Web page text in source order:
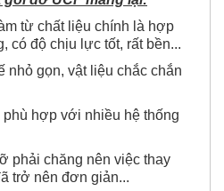
gối đỡ UCFmang lại:
từ chất liệu chính là hợp
có độ chịu lực tốt, rất bền...
gọn, vật liệu chắc chắn
hợp với nhiều hệ thống
phải chăng nên việc thay